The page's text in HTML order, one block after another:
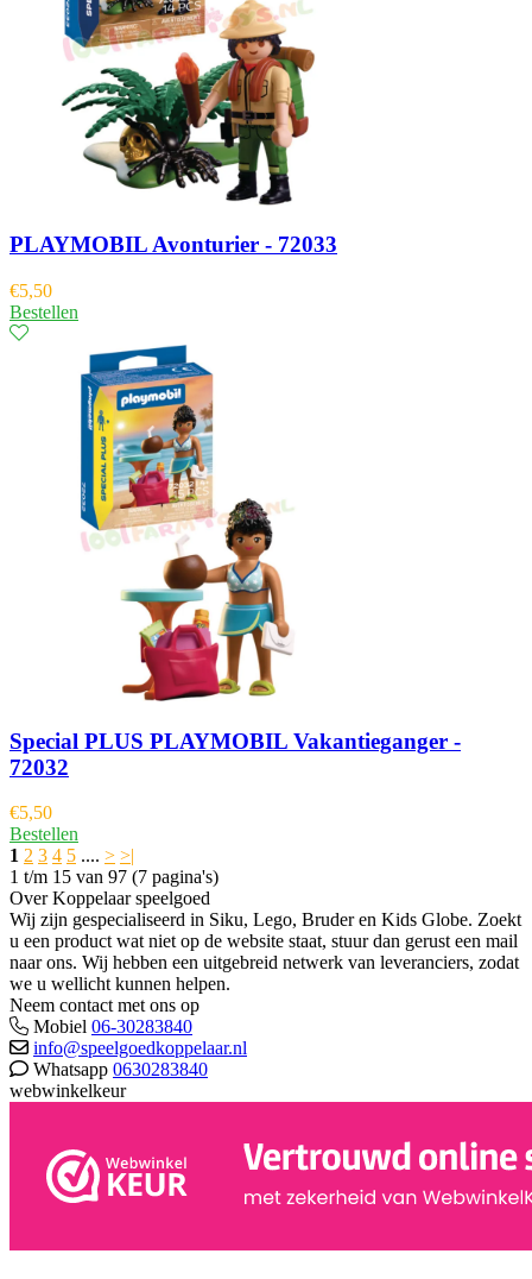
PLAYMOBIL Avonturier - 72033
€5,50
Bestellen
Special PLUS PLAYMOBIL Vakantieganger -
72032
€5,50
Bestellen
1 2 3 4 5 .... > >|
1 t/m 15 van 97 (7 pagina's)
Over Koppelaar speelgoed
Wij zijn gespecialiseerd in Siku, Lego, Bruder en Kids Globe. Zoekt
u een product wat niet op de website staat, stuur dan gerust een mail
naar ons. Wij hebben een uitgebreid netwerk van leveranciers, zodat
we u wellicht kunnen helpen.
Neem contact met ons op
Mobiel 06-30283840
info@speelgoedkoppelaar.nl
Whatsapp 0630283840
webwinkelkeur